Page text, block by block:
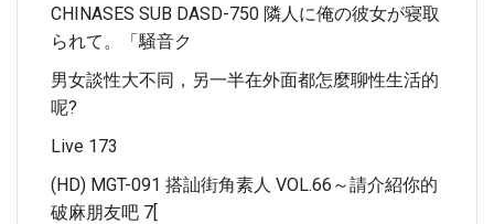
CHINASES SUB DASD-750 隣人に俺の彼女が寝取
られて。「騒音ク
男女談性大不同，另一半在外面都怎麼聊性生活的
呢?
Live 173
(HD) MGT-091 搭訕街角素人 VOL.66～請介紹你的
破麻朋友吧 7[